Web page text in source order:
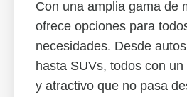
Con una amplia gama de
ofrece opciones para
necesidades. Desde
hasta SUVs, todos con
y atractivo que no pasa